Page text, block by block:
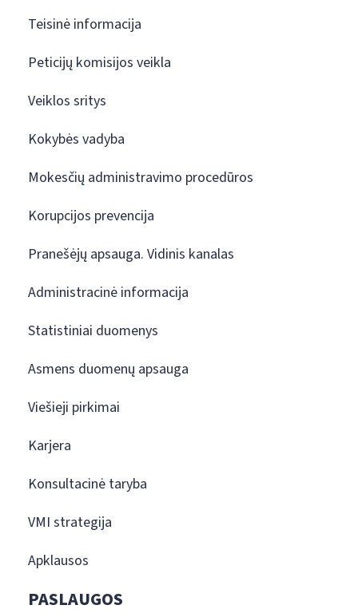
Teisinė informacija
Peticijų komisijos veikla
Veiklos sritys
Kokybės vadyba
Mokesčių administravimo procedūros
Korupcijos prevencija
Pranešėjų apsauga. Vidinis kanalas
Administracinė informacija
Statistiniai duomenys
Asmens duomenų apsauga
Viešieji pirkimai
Karjera
Konsultacinė taryba
VMI strategija
Apklausos
PASLAUGOS